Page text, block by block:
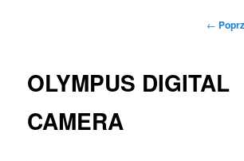
←
OLYMPUS DIGITAL
CAMERA